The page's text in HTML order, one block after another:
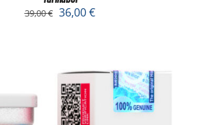
39,00€ 36,00€